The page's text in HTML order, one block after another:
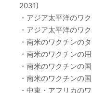
2031)
・アジア太平洋のワ
・アジア太平洋のワ
・南米のワクチンの
・南米のワクチンの
・南米のワクチンの
・南米のワクチンの
・中東・アフリカの